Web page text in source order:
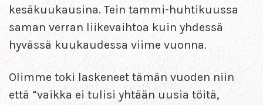
kesäkuukausina. Tein tammi-huhtikuussa
saman verran liikevaihtoa kuin yhdessä
hyvässä kuukaudessa viime vuonna.
Olimme toki laskeneet tämän vuoden niin
että “vaikka ei tulisi yhtään uusia töitä,